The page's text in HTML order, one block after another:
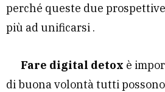
perché queste due
più ad unificarsi .
Fare digital detox è
di buona volontà tutti